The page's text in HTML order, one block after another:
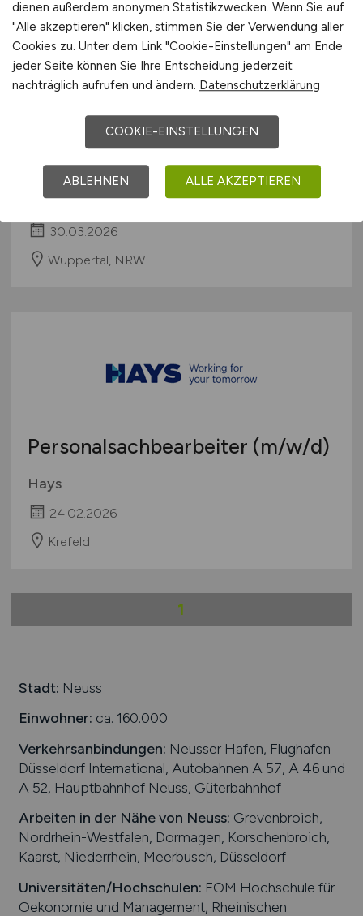
Personalsachbearbeiter(m/w/d)
Hays
30.03.2026
Wuppertal, NRW
Personalsachbearbeiter (m/w/d)
Hays
24.02.2026
Krefeld
1
Stadt: Neuss
Einwohner: ca. 160.000
Verkehrsanbindungen: Neusser Hafen, Flughafen
Düsseldorf International, Autobahnen A 57, A 46 und
A 52, Hauptbahnhof Neuss, Güterbahnhof
Arbeiten in der Nähe von Neuss: Grevenbroich,
Nordrhein-Westfalen, Dormagen, Korschenbroich,
Kaarst, Niederrhein, Meerbusch, Düsseldorf
Universitäten/Hochschulen: FOM Hochschule für
Oekonomie und Management, Rheinischen
dienen außerdem anonymen Statistikzwecken. Wenn Sie auf
"Alle akzeptieren" klicken, stimmen Sie der Verwendung aller
Cookies zu. Unter dem Link "Cookie-Einstellungen" am Ende
jeder Seite können Sie Ihre Entscheidung jederzeit
nachträglich aufrufen und ändern. Datenschutzerklärung
COOKIE-EINSTELLUNGEN
ABLEHNEN ALLE AKZEPTIEREN